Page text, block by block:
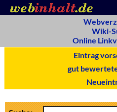
Wiki-
Online
Eintrag
gut